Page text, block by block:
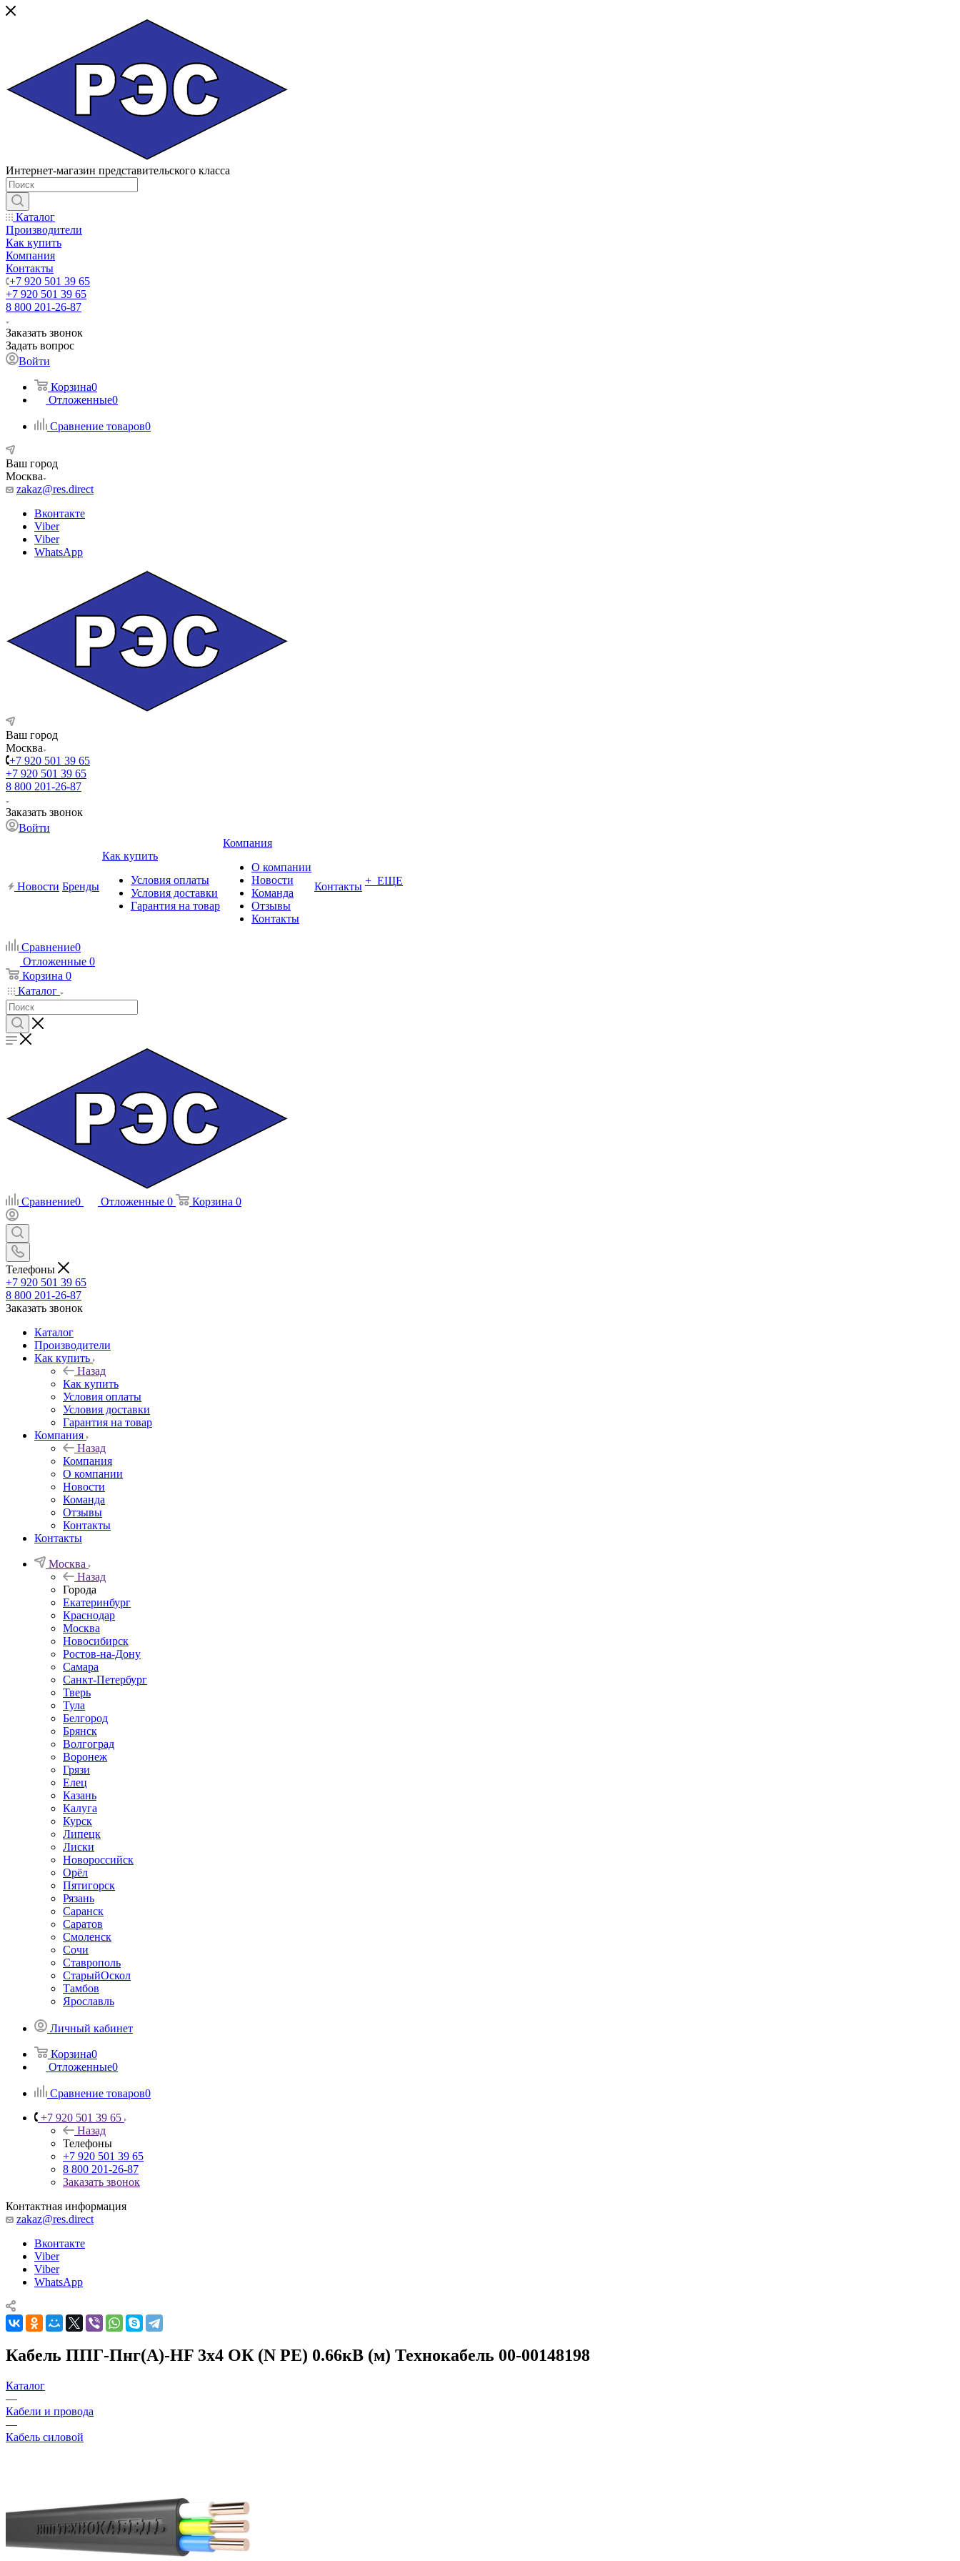
Интернет-магазин представительского класса
Каталог
Производители
Как купить
Компания
Контакты
+7 920 501 39 65
+7 920 501 39 65
8 800 201-26-87
Заказать звонок
Задать вопрос
Войти
Корзина0
Отложенные0
Сравнение товаров0
Ваш город
Москва
zakaz@res.direct
Вконтакте
Viber
Viber
WhatsApp
Ваш город
Москва
+7 920 501 39 65
+7 920 501 39 65
8 800 201-26-87
Заказать звонок
Войти
Новости Бренды
Как купить
Условия оплаты
Условия доставки
Гарантия на товар
Компания
О компании
Новости
Команда
Отзывы
Контакты
Контакты + ЕЩЕ
Сравнение0
Отложенные 0
Корзина 0
Каталог
Сравнение0 Отложенные 0 Корзина 0
Телефоны
+7 920 501 39 65
8 800 201-26-87
Заказать звонок
Каталог
Производители
Как купить
Назад
Как купить
Условия оплаты
Условия доставки
Гарантия на товар
Компания
Назад
Компания
О компании
Новости
Команда
Отзывы
Контакты
Контакты
Москва
Назад
Города
Екатеринбург
Краснодар
Москва
Новосибирск
Ростов-на-Дону
Самара
Санкт-Петербург
Тверь
Тула
Белгород
Брянск
Волгоград
Воронеж
Грязи
Елец
Казань
Калуга
Курск
Липецк
Лиски
Новороссийск
Орёл
Пятигорск
Рязань
Саранск
Саратов
Смоленск
Сочи
Ставрополь
СтарыйОскол
Тамбов
Ярославль
Личный кабинет
Корзина0
Отложенные0
Сравнение товаров0
+7 920 501 39 65
Назад
Телефоны
+7 920 501 39 65
8 800 201-26-87
Заказать звонок
Контактная информация
zakaz@res.direct
Вконтакте
Viber
Viber
WhatsApp
Кабель ППГ-Пнг(А)-HF 3х4 ОК (N PE) 0.66кВ (м) Технокабель 00-00148198
Каталог
—
Кабели и провода
—
Кабель силовой